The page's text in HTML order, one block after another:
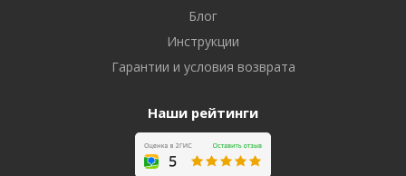
Блог
Инструкции
Гарантии и условия возврата
Наши рейтинги